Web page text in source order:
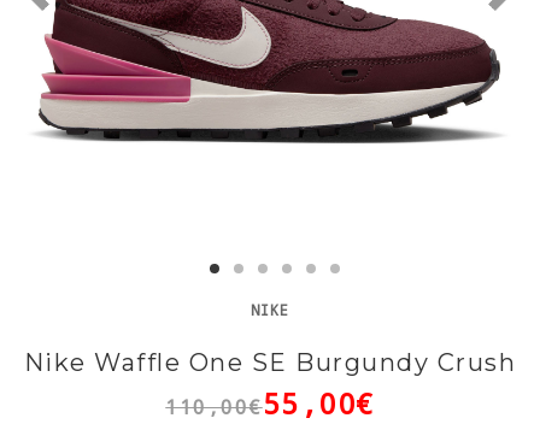
NIKE
Nike Waffle One SE Burgundy Crush
110,00€55,00€